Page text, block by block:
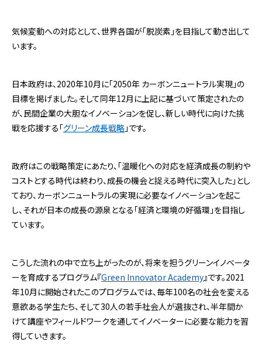
気候変動への対応として、世界各国が「脱炭素」を目指して動き出して
います。
日本政府は、2020年10月に「2050年 カーボンニュートラル実現」の
目標を掲げました。そして同年12月に上記に基づいて策定されたの
が、民間企業の大胆なイノベーションを促し、新しい時代に向けた挑
戦を応援する「グリーン成長戦略 」です。
政府はこの戦略策定にあたり、「温暖化への対応を経済成長の制約や
コストとする時代は終わり、成長の機会と捉える時代に突入した」とし
ており、カーボンニュートラルの実現に必要なイノベーションを起こ
し、それが日本の成長の源泉となる「経済と環境の好循環」を目指し
ています。
こうした流れの中で立ち上がったのが、将来を担うグリーンイノベータ
ーを育成するプログラム『Green Innovator Academy』です。2021
年10月に開始されたこのプログラムでは、毎年100名の社会を変える
意欲ある学生たち、そして30人の若手社会人が選抜され、半年間か
けて講座やフィールドワークを通してイノベーターに必要な能力を習
得していきます。